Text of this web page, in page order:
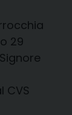
29
CVS